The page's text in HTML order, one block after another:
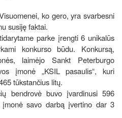
ko gero, yra svarbesni
susiję faktai.
parke įrengti 6 unikalūs
konkurso būdu. Konkursą,
laimėjo Sankt Peterburgo
įmonė „KSIL pasaulis“, kuri
tūkstančius litų.
bendrovė buvo įvardinusi 596
savo darbą įvertino dar 3